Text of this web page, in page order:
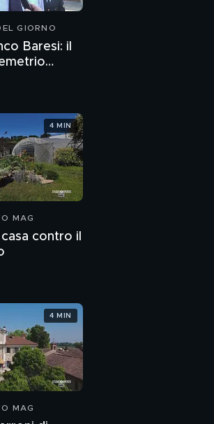
GIORNO
Baresi: il
MAG
casa contro il
4 MIN
MAG
4 MIN